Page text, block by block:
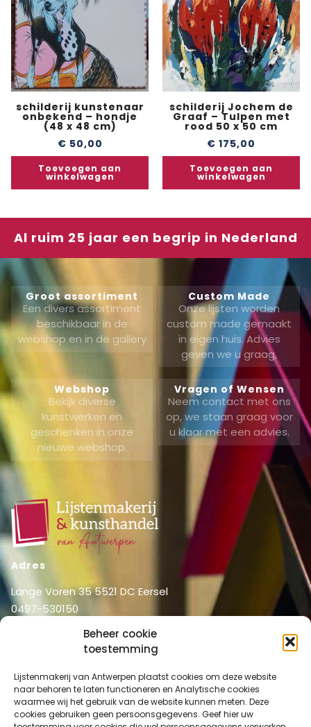
Beheer cookie
toestemming
Lijstenmakerij van Antwerpen plaatst cookies om deze website
naar behoren te laten functioneren en Analytische cookies
waarmee wij het gebruik van de website kunnen meten. Deze
cookies gebruiken geen persoonsgegevens. Geef hier uw
schilderij kunstenaar
onbekend – hondje
(48 x 48 cm)
€ 50,00
Toevoegen aan
winkelwagen
schilderij Jochem de
Graaf – Tulpen met
rood 50 x 50 cm
€ 175,00
Toevoegen aan
winkelwagen
Al ruim 25 jaar een begrip in Nederland
Groot assortiment
Een divers assortiment
beschikbaar in de
webshop en in de gallery
Custom Made
Onze lijsten worden
custom made gemaakt
in eigen huis. Advies
geven we u graag,
Webshop
Bekijk diverse
kunstwerken en
geschenken in onze
nieuwe webshop.
Vragen of Wensen
Neem contact met ons
op, we staan graag voor
u klaar met een advies.
Adres
Lange Voren 35 5521 DC Eersel
0497-530150
info@lijstenmakerij vanantwerpen.nl
Home
Over ons
Shop
Shop